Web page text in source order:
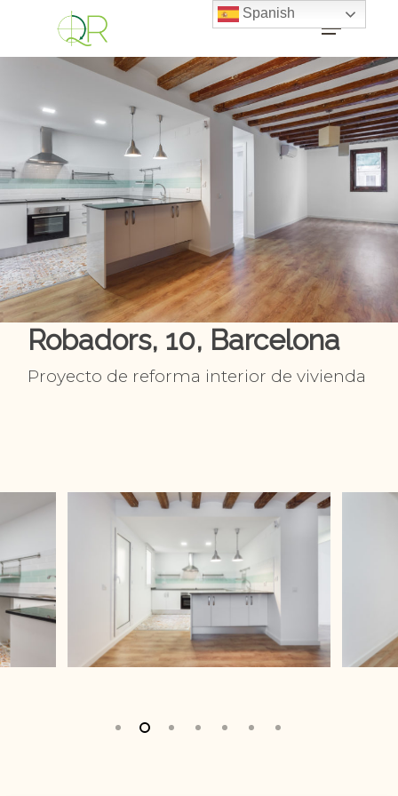
Robadors, 10, Barcelona
Proyecto de reforma interior de vivienda
Proyectos
Contacto
Política de
Spanish